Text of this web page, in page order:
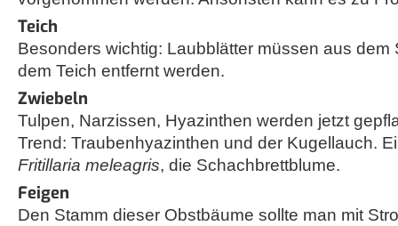
Teich
Besonders wichtig: Laubblätter müssen aus dem
dem Teich entfernt werden.
Zwiebeln
Tulpen, Narzissen, Hyazinthen werden jetzt
Trend: Traubenhyazinthen und der Kugellauch.
Fritillaria meleagris, die Schachbrettblume.
Feigen
Den Stamm dieser Obstbäume sollte man mit